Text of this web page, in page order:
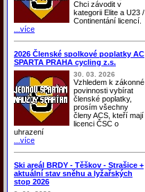
Chci závodit v
kategorii Elite a U23 /
Continentání licencí.
...více
2026 Členské spolkové poplatky AC
SPARTA PRAHA cycling z.s.
30. 03. 2026
Vzhledem k zákonné
povinnosti vybírat
členské poplatky,
prosím všechny
členy ACS, kteří mají
licenci ČSC o
uhrazení
...více
Ski areál BRDY - Těškov - Strašice +
aktuální stav sněhu a lyžařských
stop 2026